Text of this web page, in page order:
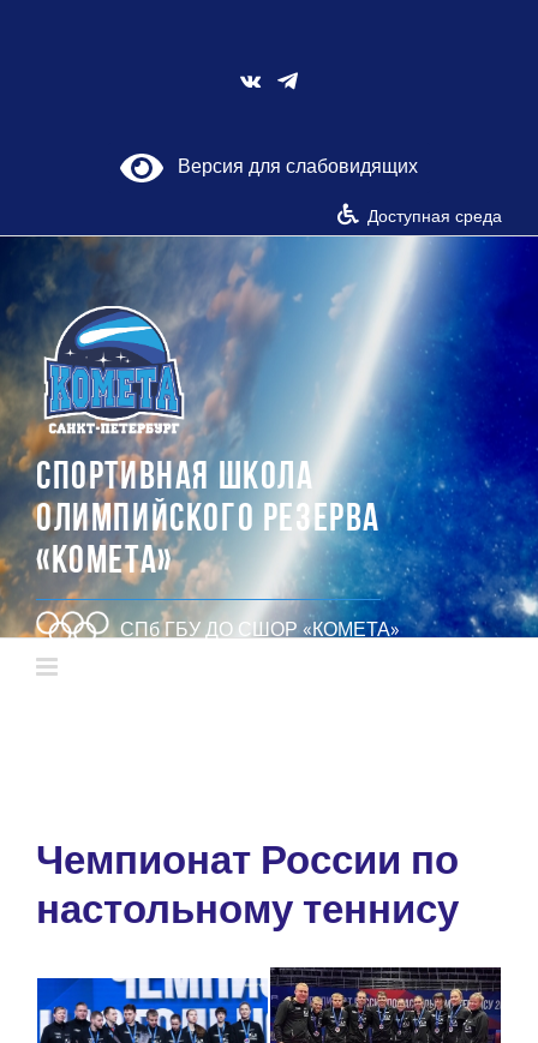
Vk
Версия для слабовидящих
Доступная среда
СПОРТИВНАЯ ШКОЛА
ОЛИМПИЙСКОГО РЕЗЕРВА
«КОМЕТА»
СПб ГБУ ДО СШОР «КОМЕТА»
Чемпионат России по
настольному теннису